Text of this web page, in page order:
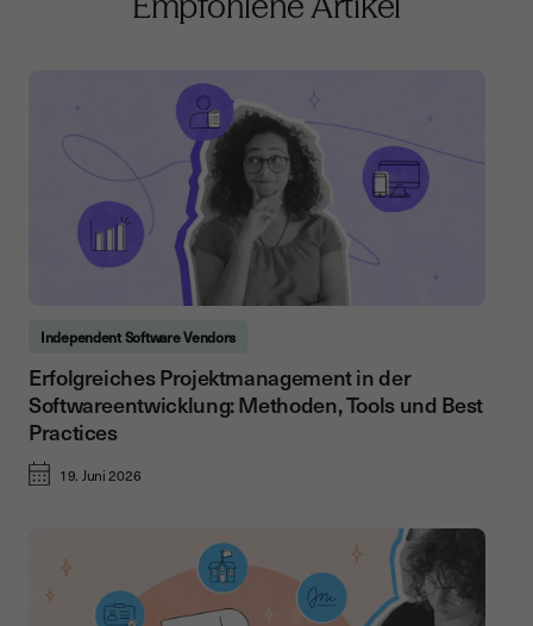
Independent Software Vendors
Erfolgreiches Projektmanagement in der
Softwareentwicklung: Methoden, Tools und Best
Practices
19. Juni 2026